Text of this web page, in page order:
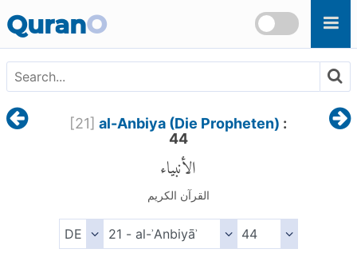
QuranO
[21] al-Anbiya (Die Propheten) :
44
الأنبياء
القرآن الكريم